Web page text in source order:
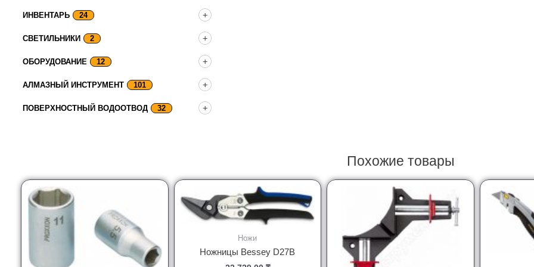
ИНВЕНТАРЬ 24
СВЕТИЛЬНИКИ 2
ОБОРУДОВАНИЕ 12
АЛМАЗНЫЙ ИНСТРУМЕНТ 101
ПОВЕРХНОСТНЫЙ ВОДООТВОД 32
Похожие товары
Ножи
Ножницы Bessey D27B